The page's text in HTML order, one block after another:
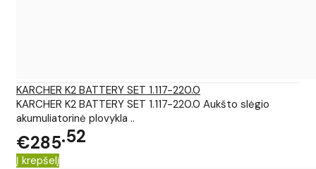
KARCHER K2 BATTERY SET 1.117-220.0
KARCHER K2 BATTERY SET 1.117-220.0 Aukšto slėgio
akumuliatorinė plovykla ..
€285 52
Į krepšelį